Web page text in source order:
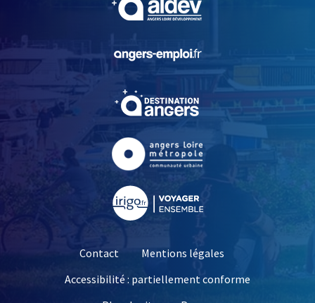
, Ouvre une nouvelle
, Ouvre une nouvelle
Contact
Mentions légales
Accessibilité : partiellement conforme